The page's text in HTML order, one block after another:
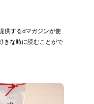
供するdマガジンが使
きな時に読むことがで